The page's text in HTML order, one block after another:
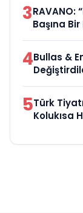
3RAVANO:
Başına
4Bullas &
5Türk
Kolukısa